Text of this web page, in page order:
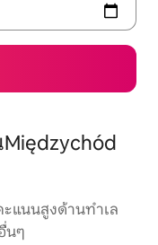
แนนสูงด้านทำเล
นๆ